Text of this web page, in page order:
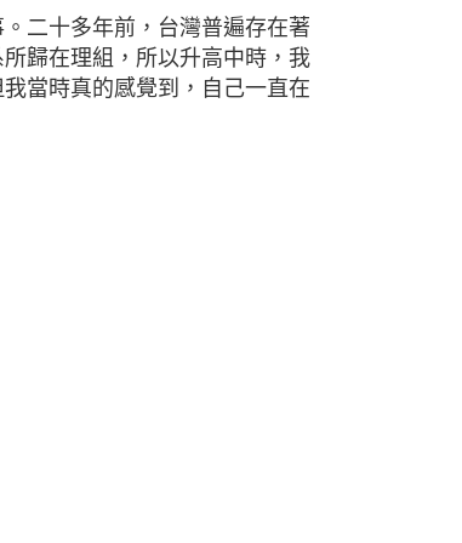
二十多年前，台灣普遍存在著
歸在理組，所以升高中時，我
當時真的感覺到，自己一直在